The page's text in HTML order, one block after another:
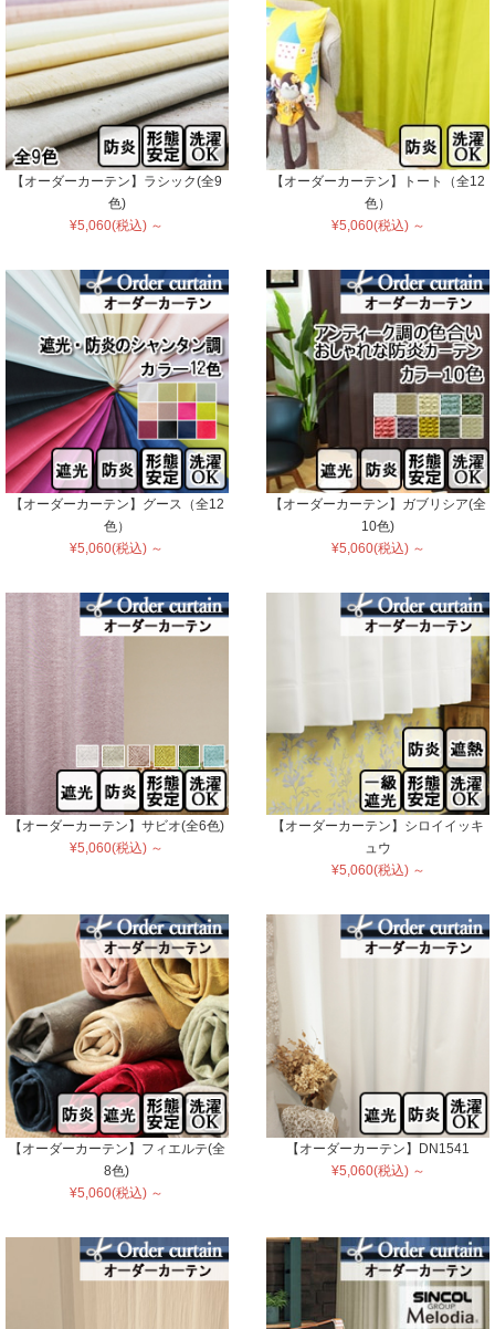
【オーダーカーテン】ラシック(全9
色)
¥5,060(税込) ～
【オーダーカーテン】トート（全12
色）
¥5,060(税込) ～
【オーダーカーテン】グース（全12
色）
¥5,060(税込) ～
【オーダーカーテン】ガブリシア(全
10色)
¥5,060(税込) ～
【オーダーカーテン】サビオ(全6色)
¥5,060(税込) ～
【オーダーカーテン】シロイイッキ
ュウ
¥5,060(税込) ～
【オーダーカーテン】フィエルテ(全
8色)
¥5,060(税込) ～
【オーダーカーテン】DN1541
¥5,060(税込) ～